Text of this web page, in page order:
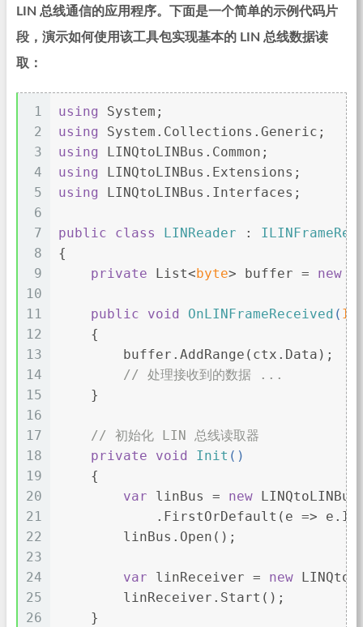
LIN 总线通信的应用程序。下面是一个简单的示例代码片
段，演示如何使用该工具包实现基本的 LIN 总线数据读
取：
1
2
3
4
5
6
7
8
9
10
11
12
13
14
15
16
17
18
19
20
21
22
23
24
25
26
using
System;
using
System.Collections.Generic;
using
LINQtoLINBus.Common;
using
LINQtoLINBus.Extensions;
using
LINQtoLINBus.Interfaces;
public class LINReader :
{
private List<byte> buffer = new
public void OnLINFrameReceived (
{
buffer.AddRange(ctx.Data);
// 处理接收到的数据 ...
}
// 初始化 LIN 总线读取器
private
void Init ()
{
var linBus = new
.FirstOrDefault(e => e.Id
linBus.Open();
var linReceiver = new
linReceiver.Start();
}